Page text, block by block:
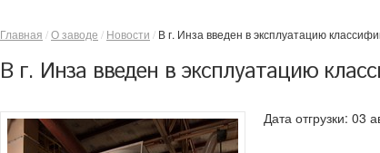
Главная О заводе Новости В г. Инза введен в эксплуатацию
В г. Инза введен в эксплуатацию
Дата отгрузки: 03